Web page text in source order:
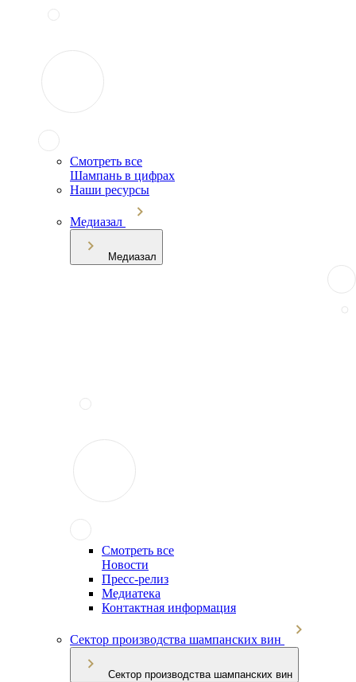
Смотреть все
Шампань в цифрах
Наши ресурсы
Медиазал
Медиазал
Смотреть все
Новости
Пресс-релиз
Медиатека
Контактная информация
Сектор производства шампанских вин
Сектор производства шампанских вин